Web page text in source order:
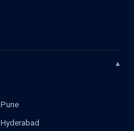
Pune
Hyderabad